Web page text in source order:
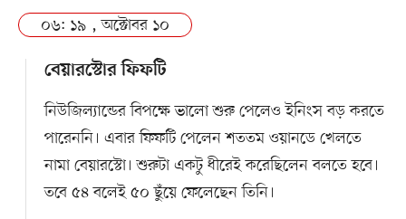
০৬: ১৯ , অক্টোবর ১০
বেয়ারস্টোর ফিফটি
নিউজিল্যান্ডের বিপক্ষে ভালো শুরু পেলেও ইনিংস বড় করতে
পারেননি। এবার ফিফটি পেলেন শততম ওয়ানডে খেলতে
নামা বেয়ারস্টো। শুরুটা একটু ধীরেই করেছিলেন বলতে হবে।
তবে ৫৪ বলেই ৫০ ছুঁয়ে ফেলেছেন তিনি।